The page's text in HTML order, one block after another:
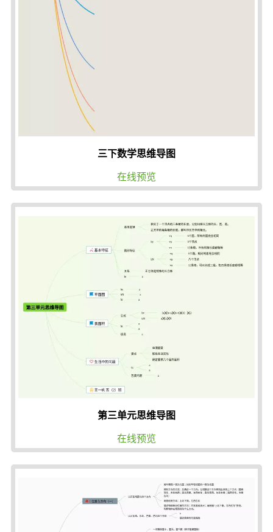
三下数学思维导图
在线预览
第三单元思维导图
在线预览